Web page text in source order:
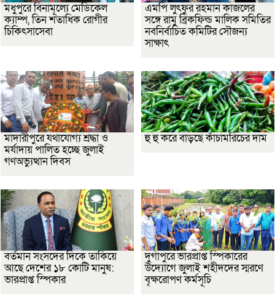
মধুপুরে বিনামূল্যে মেডিকেল
ক্যাম্প, তিন শতাধিক রোগীর
চিকিৎসাসেবা
এমপি লুৎফুর রহমান কাজলের
সঙ্গে রামু ব্রিকফিল্ড মালিক সমিতির
নবনির্বাচিত কমিটির সৌজন্য
সাক্ষাৎ
মাদারীপুরে যথাযোগ্য শ্রদ্ধা ও
মর্যাদায় পালিত হচ্ছে জুলাই
গণঅভ্যুত্থান দিবস
হু হু করে বাড়ছে কাঁচামরিচের দাম
বর্তমান সংসদের দিকে তাকিয়ে
আছে দেশের ১৮ কোটি মানুষ:
ভারপ্রাপ্ত স্পিকার
দুর্গাপুরে ভারপ্রাপ্ত স্পিকারের
উদ্যোগে জুলাই শহীদদের স্মরণে
বৃক্ষরোপণ কর্মসূচি